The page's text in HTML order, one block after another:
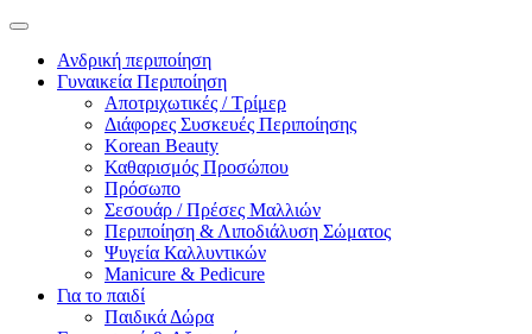
Ανδρική περιποίηση
Γυναικεία Περιποίηση
Αποτριχωτικές / Τρίμερ
Διάφορες Συσκευές Περιποίησης
Korean Beauty
Καθαρισμός Προσώπου
Πρόσωπο
Σεσουάρ / Πρέσες Μαλλιών
Περιποίηση & Λιποδιάλυση Σώματος
Ψυγεία Καλλυντικών
Manicure & Pedicure
Για το παιδί
Παιδικά Δώρα